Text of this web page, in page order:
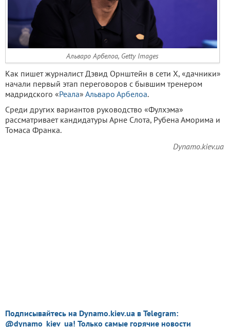
Альваро Арбелоа, Getty Images
Как пишет журналист Дэвид Орнштейн в сети X, «дачники»
начали первый этап переговоров с бывшим тренером
мадридского «Реала» Альваро Арбелоа.
Среди других вариантов руководство «Фулхэма»
рассматривает кандидатуры Арне Слота, Рубена Аморима и
Томаса Франка.
Dynamo.kiev.ua
Подписывайтесь на Dynamo.kiev.ua в Telegram:
@dynamo_kiev_ua! Только самые горячие новости